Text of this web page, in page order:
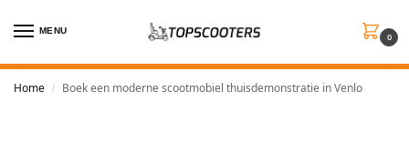
MENU
0
Home / Boek een moderne scootmobiel thuisdemonstratie in Venlo